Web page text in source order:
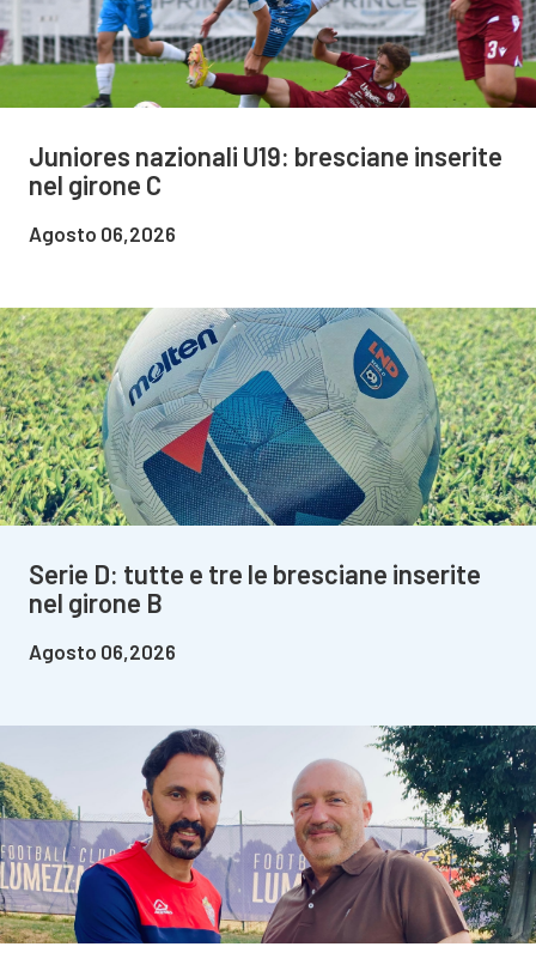
Juniores nazionali U19: bresciane inserite
nel girone C
Agosto 06,2026
Serie D: tutte e tre le bresciane inserite
nel girone B
Agosto 06,2026